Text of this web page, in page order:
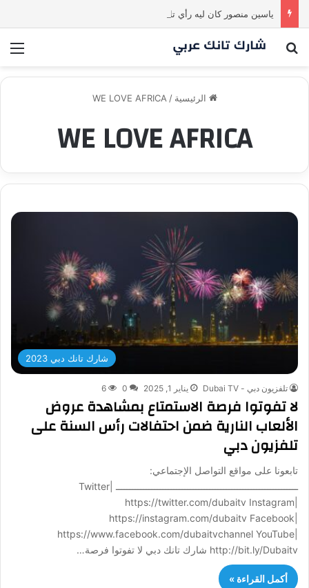
بحث عن
الرئيسية /
WE LOVE AFRICA
WE LOVE AFRICA
شارك تانك دبي 2023
تلفزيون دبي - Dubai TV يناير 1, 2025 0
6
لا تفوتوا فرصة الاستمتاع بمشاهدة عروض
الألعاب النارية ضمن احتفالات رأس السنة على
تلفزيون دبي
تابعونا على مواقع التواصل الإجتماعي:
ــــــــــــــــــــــــــــــــــــــــــــــــــــــــــــــــــ Twitter|
https://twitter.com/dubaitv Instagram|
https://instagram.com/dubaitv Facebook|
https://www.facebook.com/dubaitvchannel YouTube|
http://bit.ly/Dubaitv شارك تانك دبي لا تفوتوا فرصة…
أكمل القراءة »